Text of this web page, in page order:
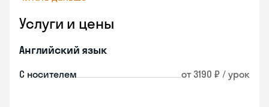
Услуги и цены
Английский язык
С носителем от 3190 ₽ / урок